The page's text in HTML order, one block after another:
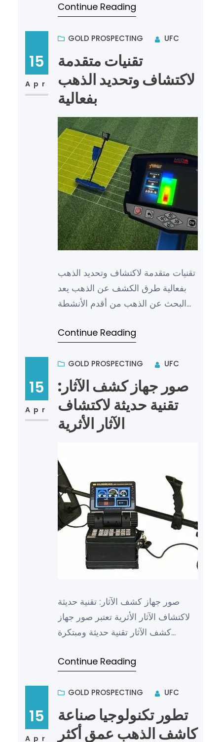
قلة الكميات المتوف…
Continue Reading
15
Apr
GOLD PROSPECTING UFC
تقنيات متقدمة
لاكتشاف وتحديد الذهب
بفعالية
تقنيات متقدمة لاكتشاف وتحديد الذهب
بفعالية طرق الكشف عن الذهب يعد
البحث عن الذهب من أقدم الأنشطة
الوسائل التقليدية لل…
Continue Reading
15
Apr
GOLD PROSPECTING UFC
صور جهاز كشف الآثار:
تقنية حديثة لاكتشاف
الآثار الأثرية
صور جهاز كشف الآثار: تقنية حديثة
لاكتشاف الآثار الأثرية تعتبر صور جهاز
كشف الآثار تقنية حديثة ومبتكرة
عن الآثار الأثرية. تعتم…
Continue Reading
15
Apr
GOLD PROSPECTING UFC
تطور تكنولوجيا صناعة
كاشف الذهب عمق أكثر